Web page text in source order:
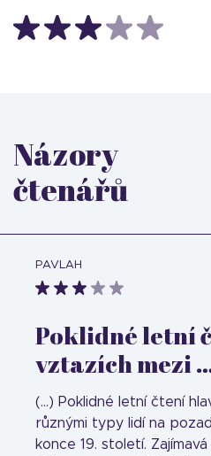
Názory
čtenářů
PAVLAH
Poklidné letní
vztazích mezi
(...) Poklidné letní čtení
různými typy lidí na
konce 19. století.